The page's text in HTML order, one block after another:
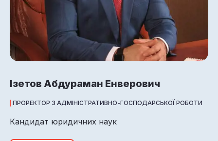
Ізетов Абдураман Енверович
ПРОРЕКТОР З АДМІНІСТРАТИВНО-ГОСПОДАРСЬКОЇ РОБОТИ
Кандидат юридичних наук